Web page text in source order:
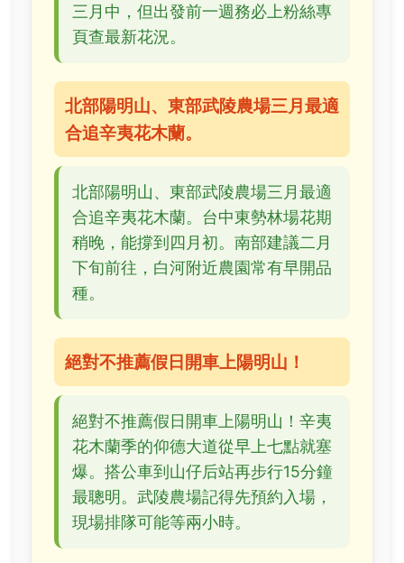
三月中，但出發前一週務必上粉絲專
頁查最新花況。
北部陽明山、東部武陵農場三月最適
合追辛夷花木蘭。
北部陽明山、東部武陵農場三月最適
合追辛夷花木蘭。台中東勢林場花期
稍晚，能撐到四月初。南部建議二月
下旬前往，白河附近農園常有早開品
種。
絕對不推薦假日開車上陽明山！
絕對不推薦假日開車上陽明山！辛夷
花木蘭季的仰德大道從早上七點就塞
爆。搭公車到山仔后站再步行15分鐘
最聰明。武陵農場記得先預約入場，
現場排隊可能等兩小時。